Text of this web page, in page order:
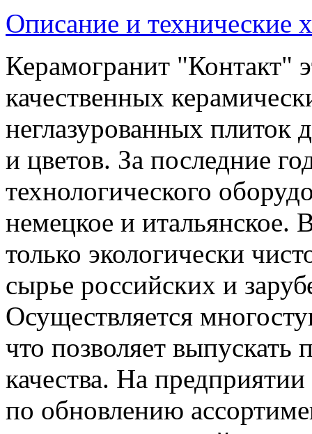
Описание и технические
Керамогранит "Контакт"
качественных
неглазурованных плиток
и цветов. За последние
технологического
немецкое и итальянское.
только экологически
сырье российских и
Осуществляется
что позволяет
качества. На
по обновлению